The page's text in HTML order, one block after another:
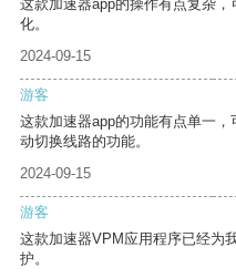
这款加速器app的操作有点复杂
化。
2024-09-15
游客
这款加速器app的功能有点单一
动切换线路的功能。
2024-09-15
游客
这款加速器VPM应用程序已经为
护。